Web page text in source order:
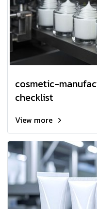
cosmetic-
checklist
View more